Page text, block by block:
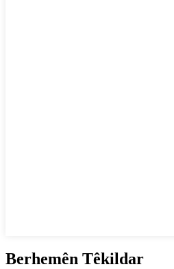
Berhemên Têkildar